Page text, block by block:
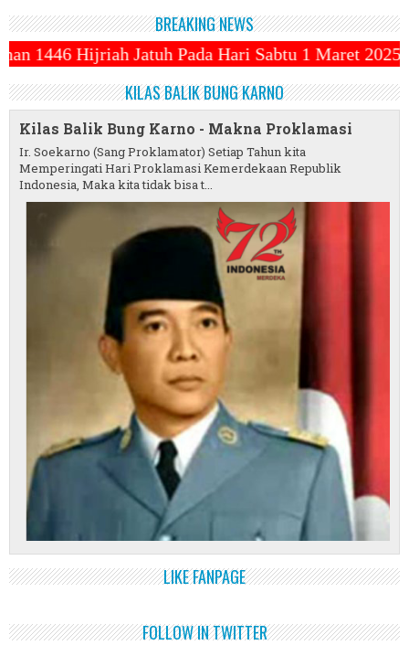
BREAKING NEWS
Pada Hari Sabtu 1 Maret 2025 ~||~ 1 Syawal
KILAS BALIK BUNG KARNO
Kilas Balik Bung Karno - Makna Proklamasi
Ir. Soekarno (Sang Proklamator) Setiap Tahun kita
Memperingati Hari Proklamasi Kemerdekaan Republik
Indonesia, Maka kita tidak bisa t...
LIKE FANPAGE
FOLLOW IN TWITTER